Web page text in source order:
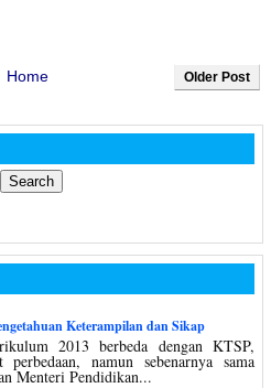
Older Post
Home
Keterampilan dan Sikap
2013 berbeda dengan KTSP,
perbedaan, namun sebenarnya sama
Menteri Pendidikan...